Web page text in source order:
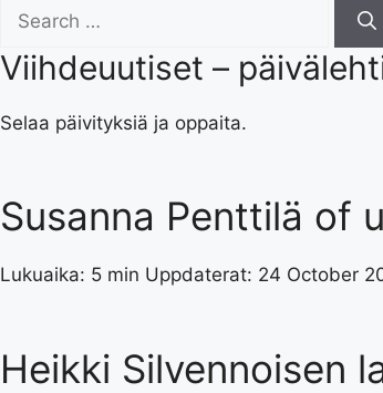
for:
Viihdeuutiset –
Selaa päivityksiä ja oppaita.
Susanna Penttilä of
Lukuaika: 5 min Uppdaterat: 24 October
Heikki Silvennoisen